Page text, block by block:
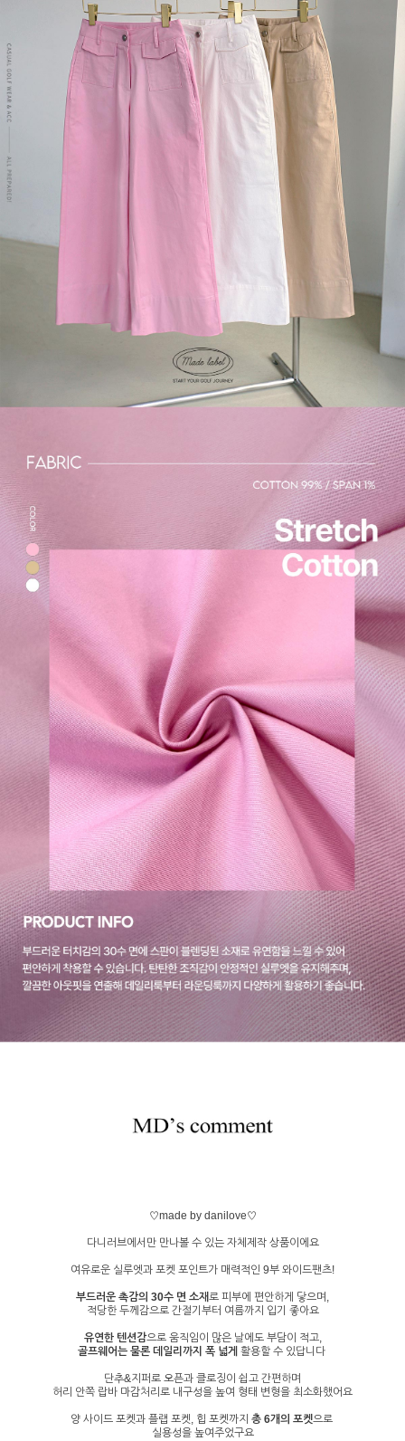
♡made by danilove♡
다니러브에서만 만나볼 수 있는 자체제작 상품이에요
여유로운 실루엣과 포켓 포인트가 매력적인 9부 와이드팬츠!
부드러운 촉감의 30수 면 소재로 피부에 편안하게 닿으며,
적당한 두께감으로 간절기부터 여름까지 입기 좋아요
유연한 텐션감으로 움직임이 많은 날에도 부담이 적고,
골프웨어는 물론 데일리까지 폭 넓게 활용할 수 있답니다
단추&지퍼로 오픈과 클로징이 쉽고 간편하며
허리 안쪽 랍바 마감처리로 내구성을 높여 형태 변형을 최소화했어요
양 사이드 포켓과 플랩 포켓, 힙 포켓까지 총 6개의 포켓으로
실용성을 높여주었구요